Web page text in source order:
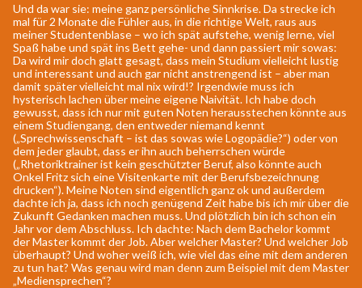
Und da war sie: meine ganz persönliche Sinnkrise. Da strecke ich
mal für 2 Monate die Fühler aus, in die richtige Welt, raus aus
meiner Studentenblase – wo ich spät aufstehe, wenig lerne, viel
Spaß habe und spät ins Bett gehe- und dann passiert mir sowas:
Da wird mir doch glatt gesagt, dass mein Studium vielleicht lustig
und interessant und auch gar nicht anstrengend ist – aber man
damit später vielleicht mal nix wird!? Irgendwie muss ich
hysterisch lachen über meine eigene Naivität. Ich habe doch
gewusst, dass ich nur mit guten Noten herausstechen könnte aus
einem Studiengang, den entweder niemand kennt
(„Sprechwissenschaft – ist das sowas wie Logopädie?“) oder von
dem jeder glaubt, dass er ihn auch beherrschen würde
(„Rhetoriktrainer ist kein geschützter Beruf, also könnte auch
Onkel Fritz sich eine Visitenkarte mit der Berufsbezeichnung
drucken“). Meine Noten sind eigentlich ganz ok und außerdem
dachte ich ja, dass ich noch genügend Zeit habe bis ich mir über die
Zukunft Gedanken machen muss. Und plötzlich bin ich schon ein
Jahr vor dem Abschluss. Ich dachte: Nach dem Bachelor kommt
der Master kommt der Job. Aber welcher Master? Und welcher Job
überhaupt? Und woher weiß ich, wie viel das eine mit dem anderen
zu tun hat? Was genau wird man denn zum Beispiel mit dem Master
„Mediensprechen“?